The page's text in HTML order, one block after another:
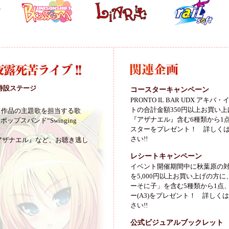
設ステージ
品の主題歌を担当する歌
ップスバンド“Swinging
ナエル』など、お聴き逃し
コースターキャンペーン
PRONTO IL BAR UDX アキバ・
トの合計金額350円以上お買い
『アザナエル』含む6種類から1
スターをプレゼント！ 詳しく
さい!!
レシートキャンペーン
イベント開催期間中に秋葉原の
を5,000円以上お買い上げの方に
ーそに子」を含む5種類から1点
ー(A3)をプレゼント！ 詳しくは
さい!!
公式ビジュアルブックレット